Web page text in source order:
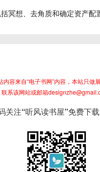
冥想、去角质和确定资产配
内容来自“电子书网”内容，本站只做
联系该网站或邮箱
关注“听风读书屋”免费下